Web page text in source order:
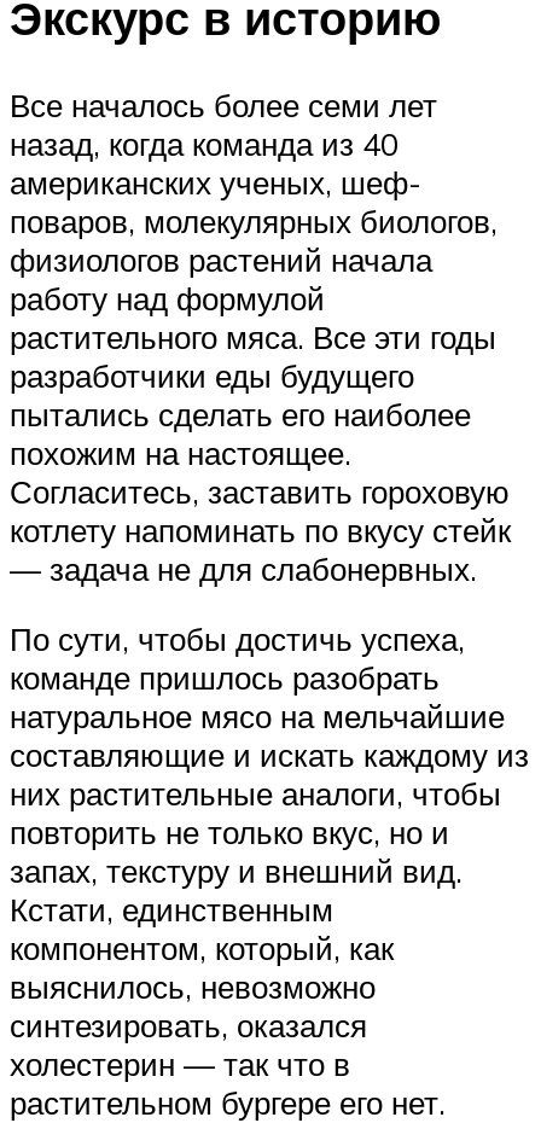
Экскурс в историю
Все началось более семи лет
назад, когда команда из 40
американских ученых, шеф-
поваров, молекулярных биологов,
физиологов растений начала
работу над формулой
растительного мяса. Все эти годы
разработчики еды будущего
пытались сделать его наиболее
похожим на настоящее.
Согласитесь, заставить гороховую
котлету напоминать по вкусу стейк
— задача не для слабонервных.
По сути, чтобы достичь успеха,
команде пришлось разобрать
натуральное мясо на мельчайшие
составляющие и искать каждому из
них растительные аналоги, чтобы
повторить не только вкус, но и
запах, текстуру и внешний вид.
Кстати, единственным
компонентом, который, как
выяснилось, невозможно
синтезировать, оказался
холестерин — так что в
растительном бургере его нет.